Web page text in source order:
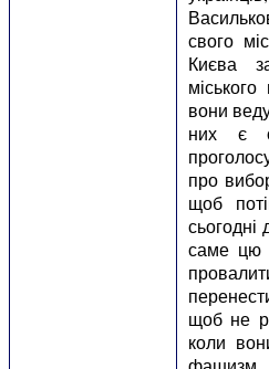
свого
Києва
вони
них є
про
щоб
сьогодні
саме цю
щоб не
коли